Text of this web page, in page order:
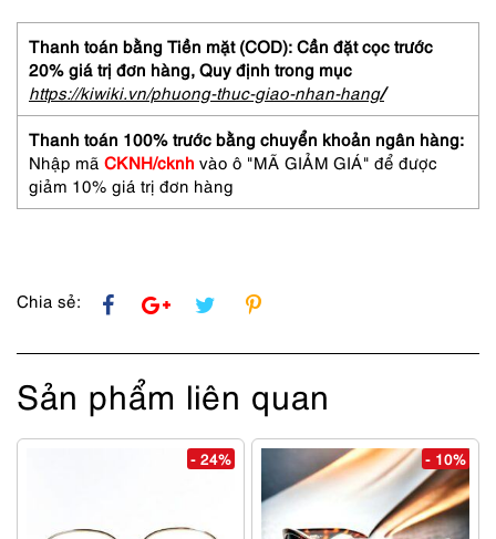
nam/nữ-
Mới/Chưa
sử
dụng-
6269-
05
sunglasses
số
lượng
Thanh toán bằng Tiền mặt (COD): Cần đặt cọc trước
20% giá trị đơn hàng, Quy định trong mục
https://kiwiki.vn/phuong-thuc-giao-nhan-hang/
Thanh toán 100% trước bằng chuyển khoản ngân hàng:
Nhập mã CKNH/cknh vào ô "MÃ GIẢM GIÁ" để được
giảm 10% giá trị đơn hàng
Chia sẻ:
Sản phẩm liên quan
- 24% - 10%